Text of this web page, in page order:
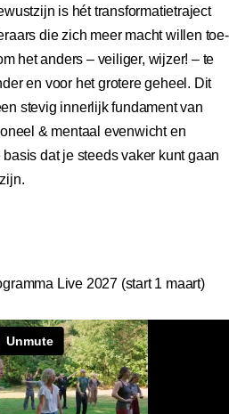
is hét transformatietraject
die zich meer macht willen toe-
het anders – veiliger, wijzer! – te
en voor het grotere geheel. Dit
stevig innerlijk fundament van
& mentaal evenwicht en
dat je steeds vaker kunt gaan
Live 2027 (start 1 maart)